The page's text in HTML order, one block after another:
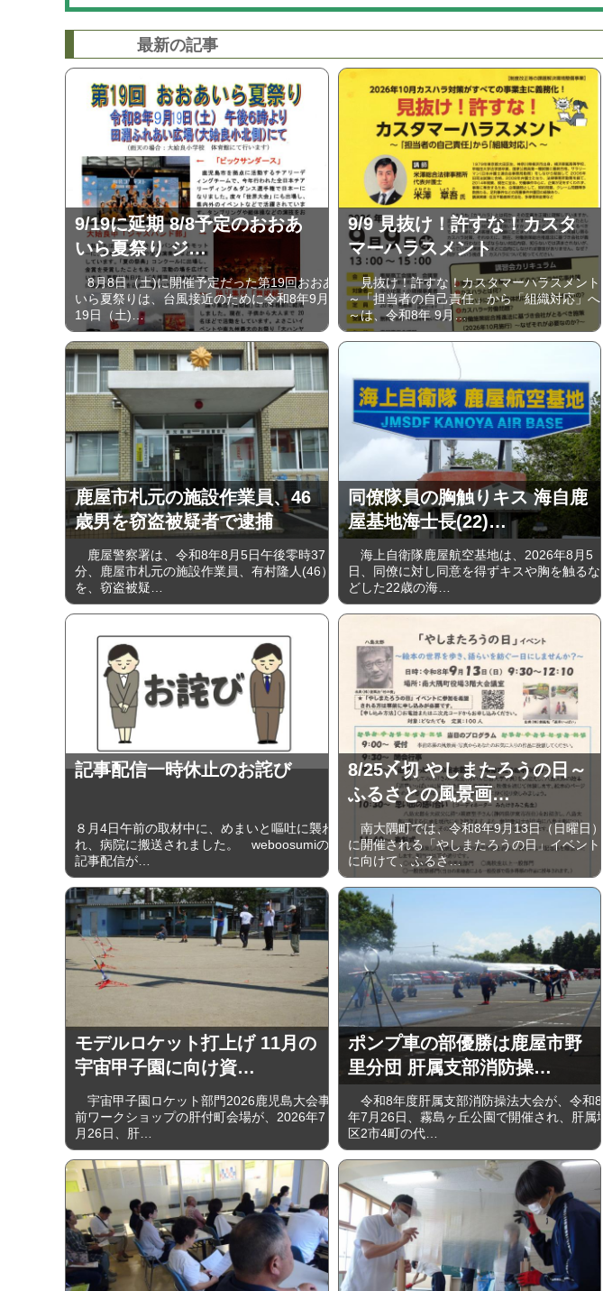
最新の記事
9/19に延期 8/8予定のおおあ
いら夏祭り ジ…
8月8日（土)に開催予定だった第19回おおあ
いら夏祭りは、台風接近のために令和8年9月
19日（土)…
9/9 見抜け！許すな！カスタ
マーハラスメント
見抜け！許すな！カスタマーハラスメント
～「担当者の自己責任」から「組織対応」へ
～は、令和8年 9月…
鹿屋市札元の施設作業員、46
歳男を窃盗被疑者で逮捕
鹿屋警察署は、令和8年8月5日午後零時37
分、鹿屋市札元の施設作業員、有村隆人(46）
を、窃盗被疑…
同僚隊員の胸触りキス 海自鹿
屋基地海士長(22)…
海上自衛隊鹿屋航空基地は、2026年8月5
日、同僚に対し同意を得ずキスや胸を触るな
どした22歳の海…
記事配信一時休止のお詫び
８月4日午前の取材中に、めまいと嘔吐に襲わ
れ、病院に搬送されました。 weboosumiの
記事配信が…
8/25〆切 やしまたろうの日～
ふるさとの風景画…
南大隅町では、令和8年9月13日（日曜日）
に開催される「やしまたろうの日」イベント
に向けて、ふるさ…
モデルロケット打上げ 11月の
宇宙甲子園に向け資…
宇宙甲子園ロケット部門2026鹿児島大会事
前ワークショップの肝付町会場が、2026年7
月26日、肝…
ポンプ車の部優勝は鹿屋市野
里分団 肝属支部消防操…
令和8年度肝属支部消防操法大会が、令和8
年7月26日、霧島ヶ丘公園で開催され、肝属地
区2市4町の代…